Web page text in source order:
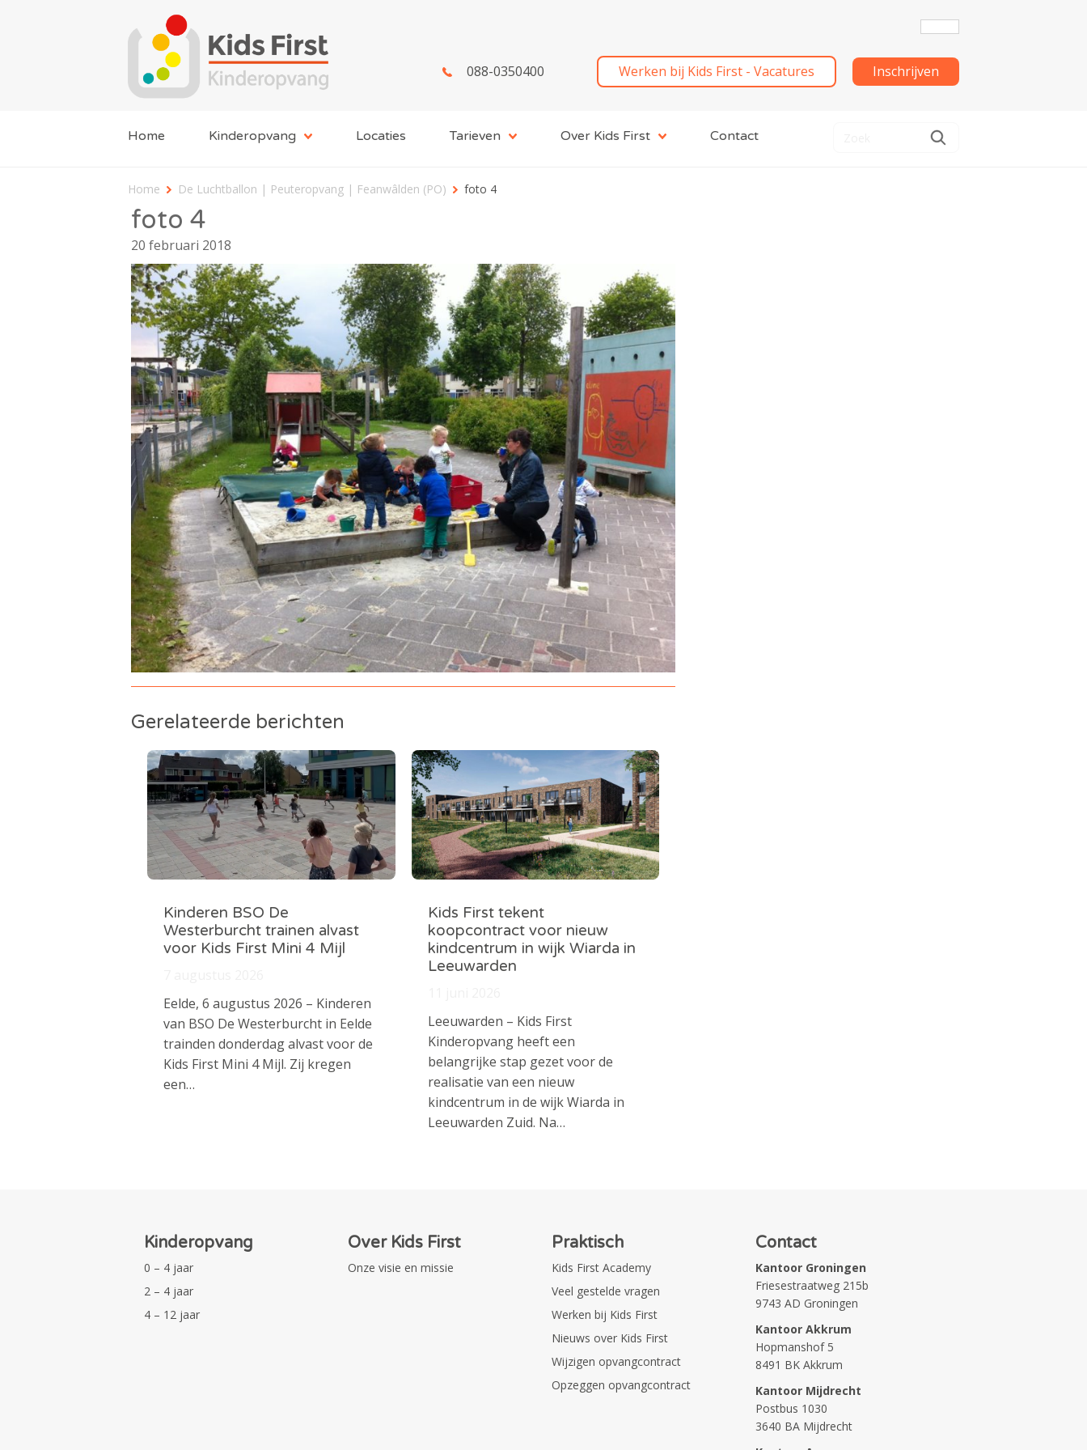
088-0350400 Werken bij Kids First - Vacatures Inschrijven
Home Kinderopvang Locaties Tarieven Over Kids First Contact
Home De Luchtballon | Peuteropvang | Feanwâlden (PO) foto 4
foto 4
20 februari 2018
Gerelateerde berichten
Kinderen BSO De
Westerburcht trainen alvast
voor Kids First Mini 4 Mijl
Eelde, 6 augustus 2026 – Kinderen
van BSO De Westerburcht in Eelde
trainden donderdag alvast voor de
Kids First Mini 4 Mijl. Zij kregen
een…
Kids First tekent
koopcontract voor nieuw
kindcentrum in wijk Wiarda in
Leeuwarden
Leeuwarden – Kids First
Kinderopvang heeft een
belangrijke stap gezet voor de
realisatie van een nieuw
kindcentrum in de wijk Wiarda in
Leeuwarden Zuid. Na…
Kinderopvang
0 – 4 jaar
2 – 4 jaar
4 – 12 jaar
Over Kids First
Onze visie en missie
Praktisch
Kids First Academy
Veel gestelde vragen
Werken bij Kids First
Nieuws over Kids First
Wijzigen opvangcontract
Opzeggen opvangcontract
Contact
Kantoor Groningen
Friesestraatweg 215b
9743 AD Groningen
Kantoor Akkrum
Hopmanshof 5
8491 BK Akkrum
Kantoor Mijdrecht
Postbus 1030
3640 BA Mijdrecht